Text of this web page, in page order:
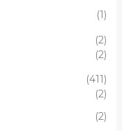
(1)
(2)
(2)
(411)
(2)
(2)